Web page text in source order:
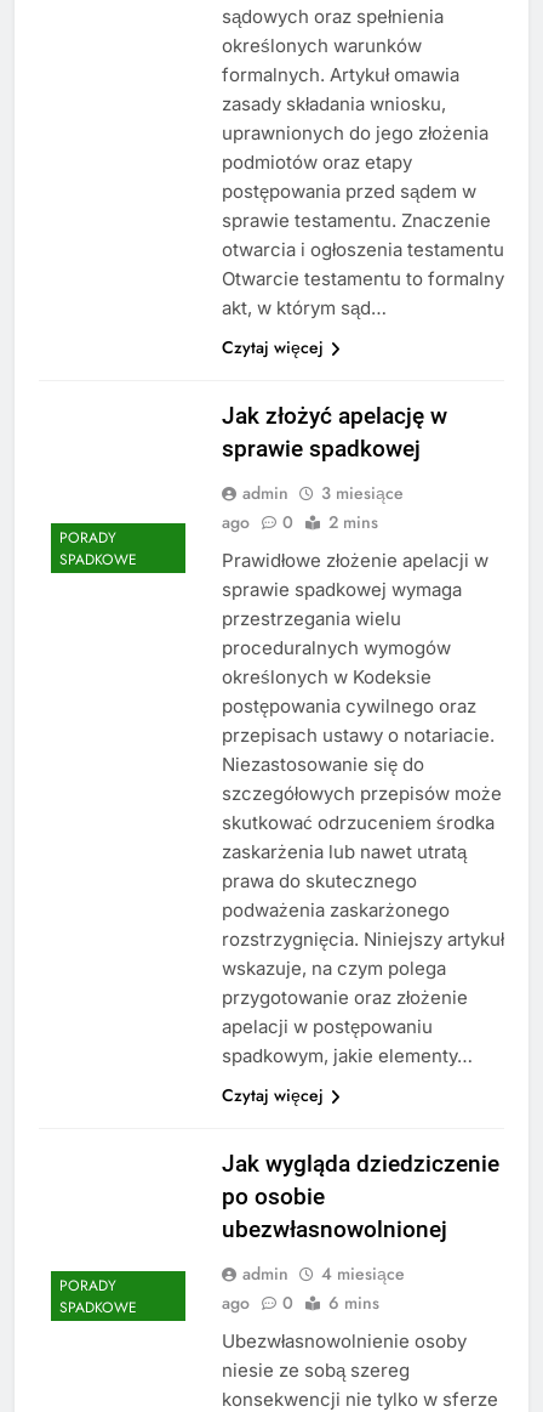
sądowych oraz spełnienia
określonych warunków
formalnych. Artykuł omawia
zasady składania wniosku,
uprawnionych do jego złożenia
podmiotów oraz etapy
postępowania przed sądem w
sprawie testamentu. Znaczenie
otwarcia i ogłoszenia testamentu
Otwarcie testamentu to formalny
akt, w którym sąd…
Czytaj więcej
PORADY
SPADKOWE
Jak złożyć apelację w
sprawie spadkowej
admin
3 miesiące
ago
0 2 mins
Prawidłowe złożenie apelacji w
sprawie spadkowej wymaga
przestrzegania wielu
proceduralnych wymogów
określonych w Kodeksie
postępowania cywilnego oraz
przepisach ustawy o notariacie.
Niezastosowanie się do
szczegółowych przepisów może
skutkować odrzuceniem środka
zaskarżenia lub nawet utratą
prawa do skutecznego
podważenia zaskarżonego
rozstrzygnięcia. Niniejszy artykuł
wskazuje, na czym polega
przygotowanie oraz złożenie
apelacji w postępowaniu
spadkowym, jakie elementy…
Czytaj więcej
PORADY
SPADKOWE
Jak wygląda dziedziczenie
po osobie
ubezwłasnowolnionej
admin
4 miesiące
ago
0 6 mins
Ubezwłasnowolnienie osoby
niesie ze sobą szereg
konsekwencji nie tylko w sferze